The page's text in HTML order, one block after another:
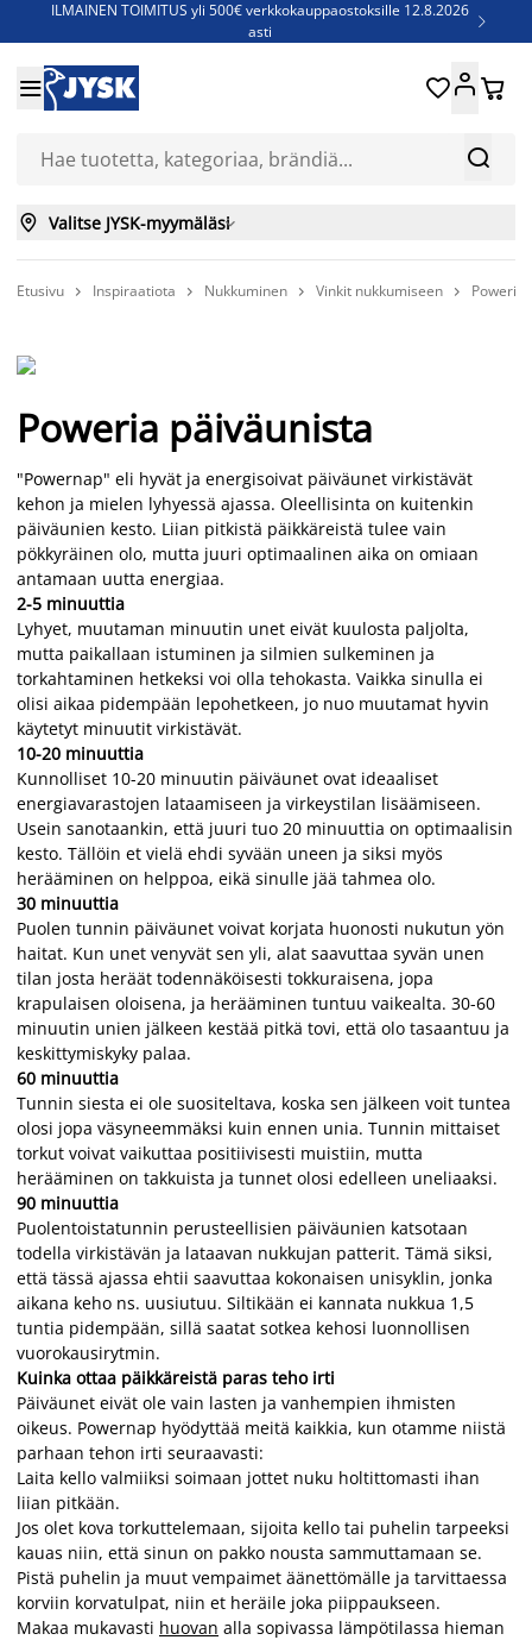
ILMAINEN TOIMITUS yli 500€ verkkokauppaostoksille 12.8.2026
asti

Jenkkisänkyjä - Säästä jopa 60%


 
 Valitse JYSK-myymäläsi
Etusivu  Inspiraatiota  Nukkuminen  Vinkit nukkumiseen  Poweria
Poweria päiväunista
"Powernap" eli hyvät ja energisoivat päiväunet virkistävät
kehon ja mielen lyhyessä ajassa. Oleellisinta on kuitenkin
päiväunien kesto. Liian pitkistä päikkäreistä tulee vain
pökkyräinen olo, mutta juuri optimaalinen aika on omiaan
antamaan uutta energiaa.
2-5 minuuttia
Lyhyet, muutaman minuutin unet eivät kuulosta paljolta,
mutta paikallaan istuminen ja silmien sulkeminen ja
torkahtaminen hetkeksi voi olla tehokasta. Vaikka sinulla ei
olisi aikaa pidempään lepohetkeen, jo nuo muutamat hyvin
käytetyt minuutit virkistävät.
10-20 minuuttia
Kunnolliset 10-20 minuutin päiväunet ovat ideaaliset
energiavarastojen lataamiseen ja virkeystilan lisäämiseen.
Usein sanotaankin, että juuri tuo 20 minuuttia on optimaalisin
kesto. Tällöin et vielä ehdi syvään uneen ja siksi myös
herääminen on helppoa, eikä sinulle jää tahmea olo.
30 minuuttia
Puolen tunnin päiväunet voivat korjata huonosti nukutun yön
haitat. Kun unet venyvät sen yli, alat saavuttaa syvän unen
tilan josta heräät todennäköisesti tokkuraisena, jopa
krapulaisen oloisena, ja herääminen tuntuu vaikealta. 30-60
minuutin unien jälkeen kestää pitkä tovi, että olo tasaantuu ja
keskittymiskyky palaa.
60 minuuttia
Tunnin siesta ei ole suositeltava, koska sen jälkeen voit tuntea
olosi jopa väsyneemmäksi kuin ennen unia. Tunnin mittaiset
torkut voivat vaikuttaa positiivisesti muistiin, mutta
herääminen on takkuista ja tunnet olosi edelleen uneliaaksi.
90 minuuttia
Puolentoistatunnin perusteellisien päiväunien katsotaan
todella virkistävän ja lataavan nukkujan patterit. Tämä siksi,
että tässä ajassa ehtii saavuttaa kokonaisen unisyklin, jonka
aikana keho ns. uusiutuu. Siltikään ei kannata nukkua 1,5
tuntia pidempään, sillä saatat sotkea kehosi luonnollisen
vuorokausirytmin.
Kuinka ottaa päikkäreistä paras teho irti
Päiväunet eivät ole vain lasten ja vanhempien ihmisten
oikeus. Powernap hyödyttää meitä kaikkia, kun otamme niistä
parhaan tehon irti seuraavasti:
Laita kello valmiiksi soimaan jottet nuku holtittomasti ihan
liian pitkään.
Jos olet kova torkuttelemaan, sijoita kello tai puhelin tarpeeksi
kauas niin, että sinun on pakko nousta sammuttamaan se.
Pistä puhelin ja muut vempaimet äänettömälle ja tarvittaessa
korviin korvatulpat, niin et heräile joka piippaukseen.
Makaa mukavasti huovan alla sopivassa lämpötilassa hieman